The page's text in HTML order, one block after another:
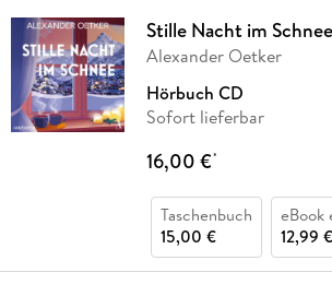
Stille Nacht im Schnee
Alexander Oetker
Hörbuch CD
Sofort lieferbar
16,00 €*
Taschenbuch
15,00 €
eBook
12,99 €